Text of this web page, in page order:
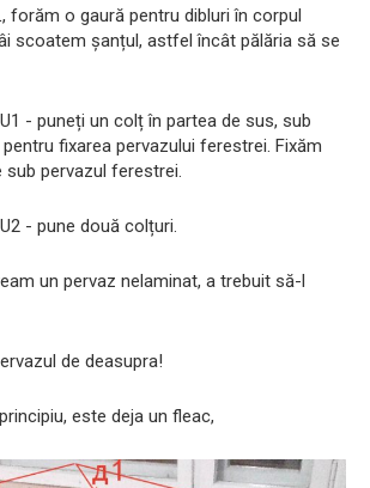
forăm o gaură pentru dibluri în corpul
scoatem șanțul, astfel încât pălăria să se
- puneți un colț în partea de sus, sub
fixarea pervazului ferestrei. Fixăm
pervazul ferestrei.
- pune două colțuri.
un pervaz nelaminat, a trebuit să-l
de deasupra!
este deja un fleac,